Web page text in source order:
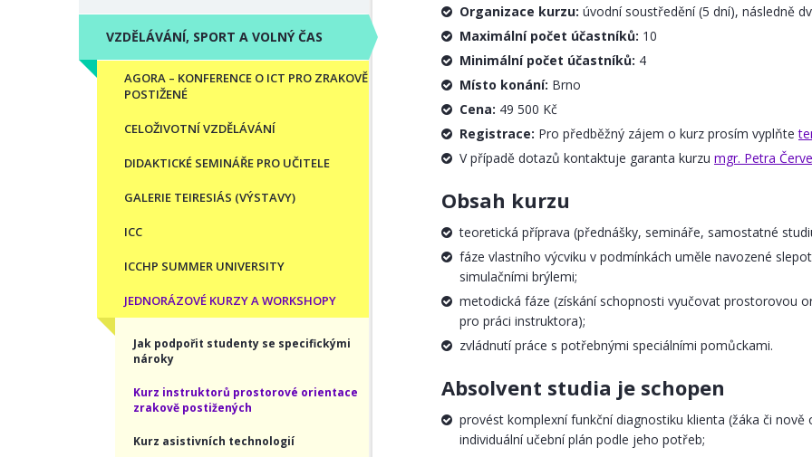
VZDĚLÁVÁNÍ, SPORT A VOLNÝ ČAS
AGORA – KONFERENCE O ICT PRO ZRAKOVĚ
POSTIŽENÉ
CELOŽIVOTNÍ VZDĚLÁVÁNÍ
DIDAKTICKÉ SEMINÁŘE PRO UČITELE
GALERIE TEIRESIÁS (VÝSTAVY)
ICC
ICCHP SUMMER UNIVERSITY
JEDNORÁZOVÉ KURZY A WORKSHOPY
Jak podpořit studenty se specifickými
nároky
Kurz instruktorů prostorové orientace
zrakově postižených
Kurz asistivních technologií
Organizace kurzu: úvodní soustředění (5 dní), následně
Maximální počet účastníků: 10
Minimální počet účastníků: 4
Místo konání: Brno
Cena: 49 500 Kč
Registrace: Pro předběžný zájem o kurz prosím vyplňte
V případě dotazů kontaktuje garanta kurzu mgr. Petra
Obsah kurzu
teoretická příprava (přednášky, semináře, samostatné
fáze vlastního výcviku v podmínkách uměle navozené
simulačními brýlemi;
metodická fáze (získání schopnosti vyučovat prostorovou
pro práci instruktora);
zvládnutí práce s potřebnými speciálními pomůckami.
Absolvent studia je schopen
provést komplexní funkční diagnostiku klienta (žáka či
individuální učební plán podle jeho potřeb;